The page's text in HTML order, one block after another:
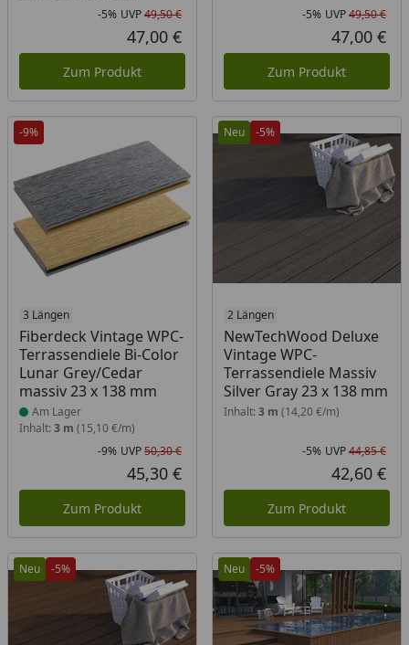
Rabatt in Prozent
-5%
Ursprünglicher Preis
UVP49,50 €
Aktueller Preis
47,00 €
Zum Produkt
-5% UVP49,50 €
47,00 €
Zum Produkt
-9%
3 Längen
Fiberdeck Vintage WPC-
Terrassendiele Bi-Color
Lunar Grey/Cedar
massiv 23 x 138 mm
Produkt am Lager
Am Lager
Inhalt: 3 m (15,10 €/m)
Rabatt in Prozent
-9%
Ursprünglicher Preis
UVP50,30 €
Aktueller Preis
45,30 €
Zum Produkt
Neu -5%
2 Längen
NewTechWood Deluxe
Vintage WPC-
Terrassendiele Massiv
Silver Gray 23 x 138 mm
Inhalt: 3 m (14,20 €/m)
-5% UVP44,85 €
42,60 €
Zum Produkt
Neu -5% Neu -5%